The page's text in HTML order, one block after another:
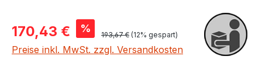
Verkaufspreis:
170,43 € % Regulärer Preis:
193,67 € (12% gespart)
Preise inkl. MwSt. zzgl. Versandkosten